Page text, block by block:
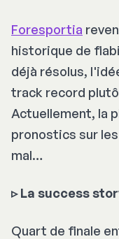
Foresportia
historique de
déjà résolus,
track record
Actuellement, la
pronostics sur
mal…
▹ La success
Quart de finale